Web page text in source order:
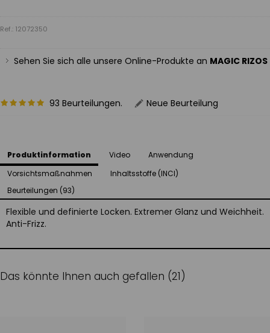
Ref.: 12072350
Sehen Sie sich alle unsere Online-Produkte an MAGIC RIZOS
93 Beurteilungen. Neue Beurteilung
Produktinformation Video
Anwendung
Vorsichtsmaßnahmen
Inhaltsstoffe (INCI)
Beurteilungen (93)
Flexible und definierte Locken. Extremer Glanz und Weichheit.
Anti-Frizz.
Das könnte Ihnen auch gefallen (21)